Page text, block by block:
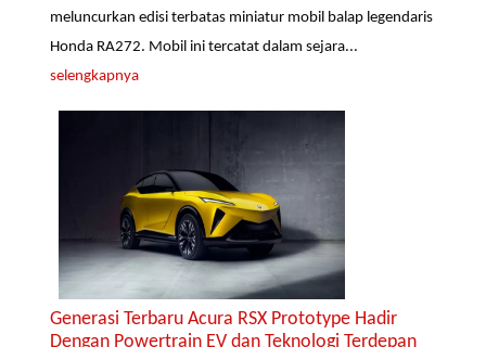
meluncurkan edisi terbatas miniatur mobil balap legendaris
Honda RA272. Mobil ini tercatat dalam sejara...
selengkapnya
Generasi Terbaru Acura RSX Prototype Hadir
Dengan Powertrain EV dan Teknologi Terdepan